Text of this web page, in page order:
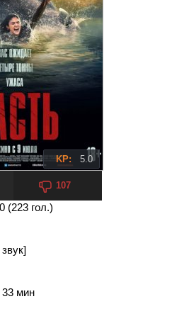
KP: 5.0
107
(223 гол.)
33 мин